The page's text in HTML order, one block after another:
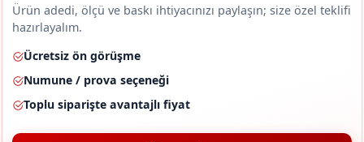
Ürün adedi, ölçü ve baskı ihtiyacınızı paylaşın; size özel teklifi
hazırlayalım.
Ücretsiz ön görüşme
Numune / prova seçeneği
Toplu siparişte avantajlı fiyat